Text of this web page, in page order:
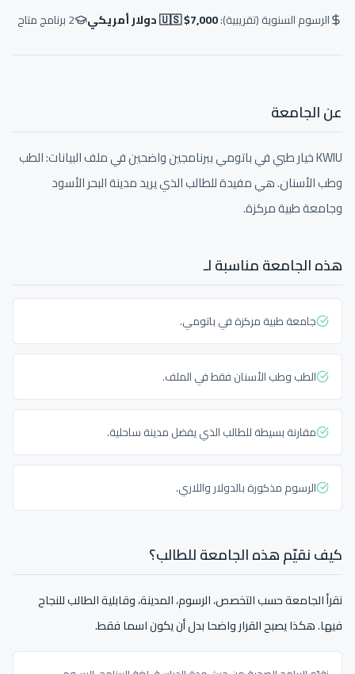
الرسوم السنوية (تقريبية):🇺🇸 $7,000 دولار أمريكي 2برنامج متاح
عن الجامعة
KWIU خيار طبي في باتومي ببرنامجين واضحين في ملف البيانات: الطب
وطب الأسنان. هي مفيدة للطالب الذي يريد مدينة البحر الأسود
وجامعة طبية مركزة.
هذه الجامعة مناسبة لـ
جامعة طبية مركزة في باتومي.
الطب وطب الأسنان فقط في الملف.
مقارنة بسيطة للطالب الذي يفضل مدينة ساحلية.
الرسوم مذكورة بالدولار واللاري.
كيف نقيّم هذه الجامعة للطالب؟
نقرأ الجامعة حسب التخصص، الرسوم، المدينة، وقابلية الطالب للنجاح
فيها. هكذا يصبح القرار واضحا بدل أن يكون اسما فقط.